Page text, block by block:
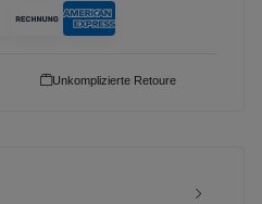
Unkomplizierte Retoure